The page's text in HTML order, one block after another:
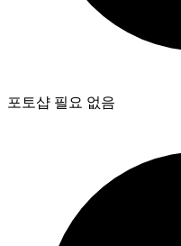
포토샵 필요 없음